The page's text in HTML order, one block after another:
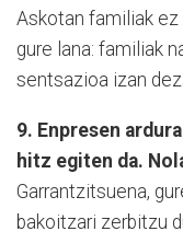
Askotan familiak ez
gure lana: familiak
sentsazioa izan
9. Enpresen
hitz egiten da.
Garrantzitsuena,
bakoitzari zerbitzu